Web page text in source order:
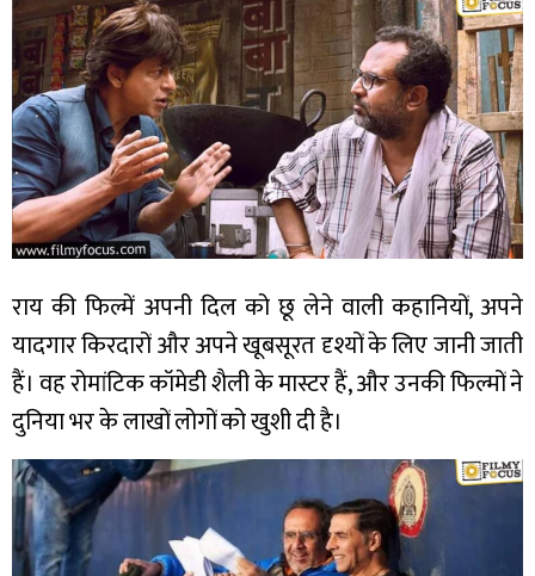
राय की फिल्में अपनी दिल को छू लेने वाली कहानियों, अपने
यादगार किरदारों और अपने खूबसूरत दृश्यों के लिए जानी जाती
हैं। वह रोमांटिक कॉमेडी शैली के मास्टर हैं, और उनकी फिल्मों ने
दुनिया भर के लाखों लोगों को खुशी दी है।